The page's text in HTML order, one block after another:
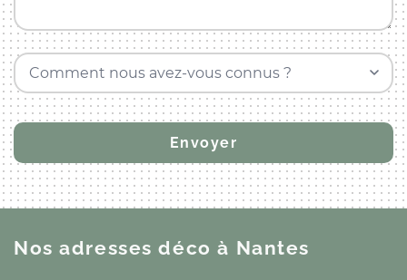
Comment nous avez-vous connus ?
Nos adresses décoà Nantes